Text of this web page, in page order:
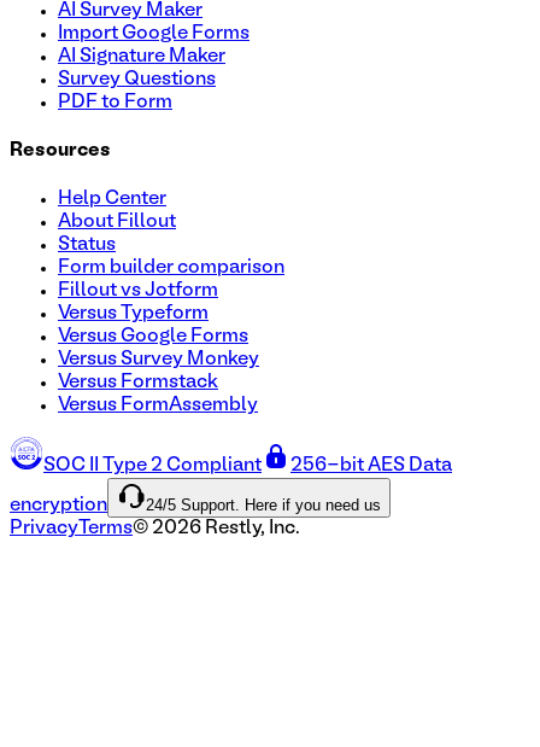
AI Survey Maker
Import Google Forms
AI Signature Maker
Survey Questions
PDF to Form
Resources
Help Center
About Fillout
Status
Form builder comparison
Fillout vs Jotform
Versus Typeform
Versus Google Forms
Versus Survey Monkey
Versus Formstack
Versus FormAssembly
SOC II Type 2 Compliant 256-bit AES Data
encryption 24/5 Support. Here if you need us
Privacy Terms© 2026 Restly, Inc.